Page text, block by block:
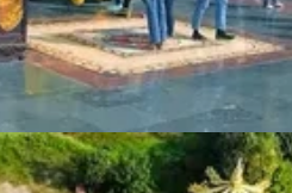
chua-phuc-lam